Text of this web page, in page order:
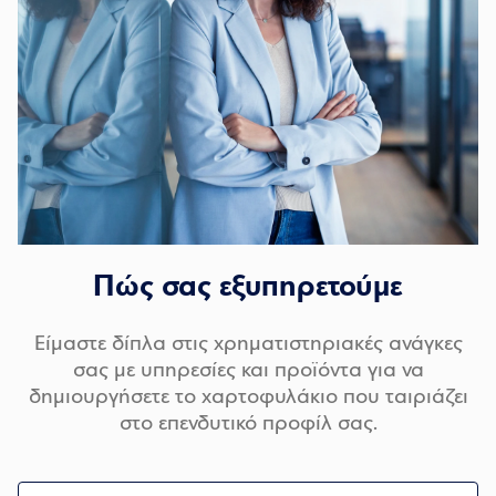
Πώς σας εξυπηρετούμε
Είμαστε δίπλα στις χρηματιστηριακές ανάγκες
σας με υπηρεσίες και προϊόντα για να
δημιουργήσετε το χαρτοφυλάκιο που ταιριάζει
στο επενδυτικό προφίλ σας.